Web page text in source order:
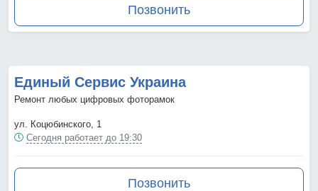
Позвонить
Единый Сервис Украина
Ремонт любых цифровых фоторамок
ул. Коцюбинского, 1
Сегодня работает до 19:30
Позвонить